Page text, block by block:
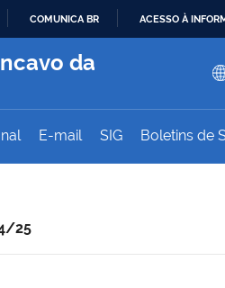
PARA
CONTEÚDO
COMUNICA BR ACESSO À
da
E-mail SIG Boletins de
25